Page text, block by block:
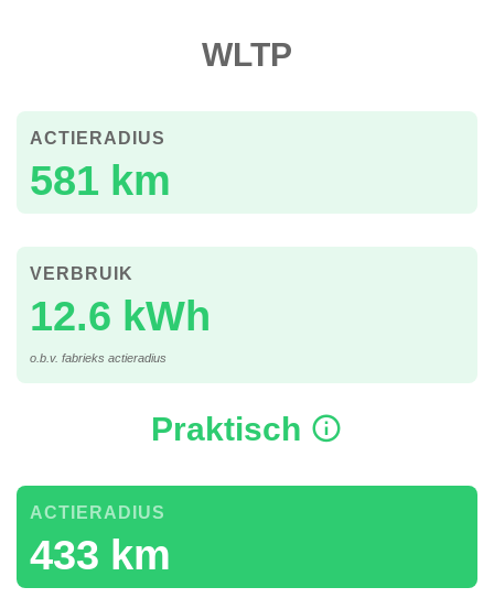
WLTP
581 km
ACTIERADIUS
12.6 kWh
VERBRUIK
o.b.v. fabrieks actieradius
Praktisch
433 km
ACTIERADIUS